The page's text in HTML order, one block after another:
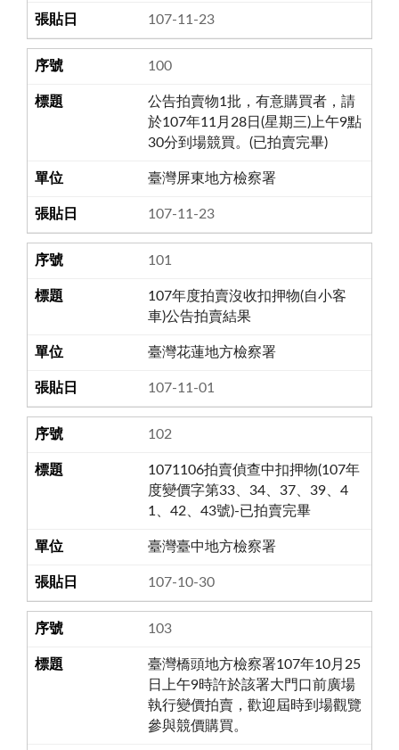
107-11-23
100
公告拍賣物1批，有意購買者，請
於107年11月28日(星期三)上午9點
30分到場競買。(已拍賣完畢)
臺灣屏東地方檢察署
107-11-23
101
107年度拍賣沒收扣押物(自小客
車)公告拍賣結果
臺灣花蓮地方檢察署
107-11-01
102
1071106拍賣偵查中扣押物(107年
度變價字第33、34、37、39、4
1、42、43號)-已拍賣完畢
臺灣臺中地方檢察署
107-10-30
103
臺灣橋頭地方檢察署107年10月25
日上午9時許於該署大門口前廣場
執行變價拍賣，歡迎屆時到場觀覽
參與競價購買。